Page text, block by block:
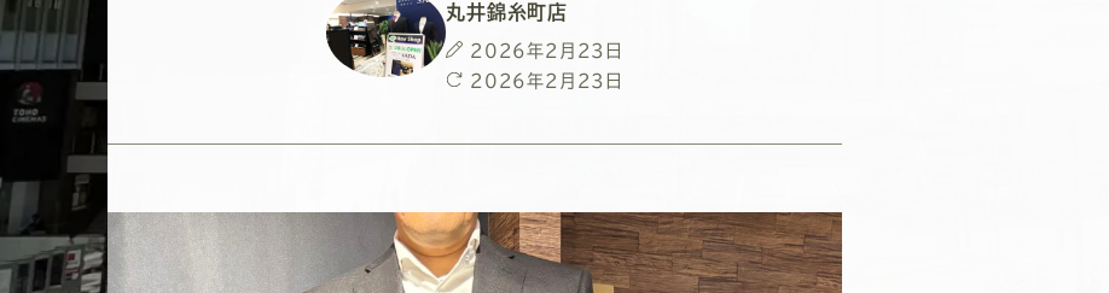
丸井錦糸町店
投
稿
2026年2月23日
最
更
2026年2月23日